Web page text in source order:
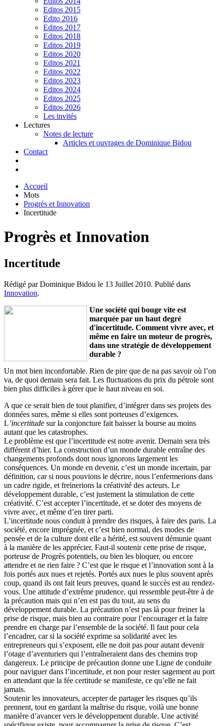
Editos 2015
Edito 2016
Editos 2017
Editos 2018
Editos 2019
Editos 2020
Editos 2021
Editos 2022
Editos 2023
Editos 2024
Editos 2025
Editos 2026
Les invités
Lectures
Notes de lecture
Articles et ouvrages de Dominique Bidou
Contact
Accueil
Mots
Progrès et Innovation
Incertitude
Progrès et Innovation
Incertitude
Rédigé par Dominique Bidou le 13 Juillet 2010. Publié dans
Innovation.
Une société qui bouge vite est
marquée par un haut degré
d'incertitude. Comment vivre avec, et
même en faire un moteur de progrès,
dans une stratégie de développement
durable ?
Un mot bien inconfortable. Rien de pire que de na pas savoir où l’on
va, de quoi demain sera fait. Les fluctuations du prix du pétrole sont
bien plus difficiles à gérer que le haut niveau en soi.
A que ce serait bien de tout planifier, d’intégrer dans ses projets des
données sures, même si elles sont porteuses d’exigences.
L’incertitude sur la conjoncture fait baisser la bourse au moins
autant que les catastrophes.
Le problème est que l’incertitude est notre avenir. Demain sera très
différent d’hier. La construction d’un monde durable entraîne des
changements profonds dont nous ignorons largement les
conséquences. Un monde en devenir, c’est un monde incertain, par
définition, car si nous pouvions le décrire, nous l’enfermerions dans
un cadre rigide, et freinerions la créativité des acteurs. Le
développement durable, c’est justement la stimulation de cette
créativité. C’est accepter l’incertitude, et se doter des moyens de
vivre avec, et même d’en tirer parti.
L’incertitude nous conduit à prendre des risques, à faire des paris. La
société, encore imprégnée, et c’est bien normal, des modes de
pensée et de la culture dont elle a hérité, est souvent démunie quant
à la manière de les apprécier. Faut-il soutenir cette prise de risque,
porteuse de Progrès potentiels, ou bien les bloquer, ou encore
attendre et ne rien faire ? C’est que le risque et l’innovation sont à la
fois portés aux nues et rejetés. Portés aux nues le plus souvent après
coup, quand ils ont fait leurs preuves, quand le succès est au rendez-
vous. Une attitude d’extrême prudence, qui ressemble peut-être à de
la précaution mais qui n’en est pas du tout, au sens du
développement durable. La précaution n’est pas là pour freiner la
prise de risque, mais bien au contraire pour l’encourager et la faire
prendre en charge par l’ensemble de la société. Il faut pour cela
l’encadrer, car si la société exprime sa solidarité avec les
entrepreneurs qui s’exposent, elle ne doit pas pour autant devenir
l’otage d’aventuriers qui l’entraîneraient dans des chemins trop
dangereux. Le principe de précaution donne une Ligne de conduite
pour naviguer dans l’incertitude, et non pour rester sagement au port
en attendant que la fée certitude se manifeste, ce qu’elle ne fait
jamais.
Soutenir les innovateurs, accepter de partager les risques qu’ils
prennent, tout en gardant la maîtrise du risque, voilà une bonne
manière d’avancer vers le développement durable. Une activité